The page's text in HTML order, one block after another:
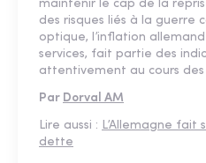
maintenir le cap de la
des risques liés à la guerre
optique, l’inflation
services, fait partie des
attentivement au cours des
Par Dorval AM
Lire aussi : L’Allemagne fait
dette